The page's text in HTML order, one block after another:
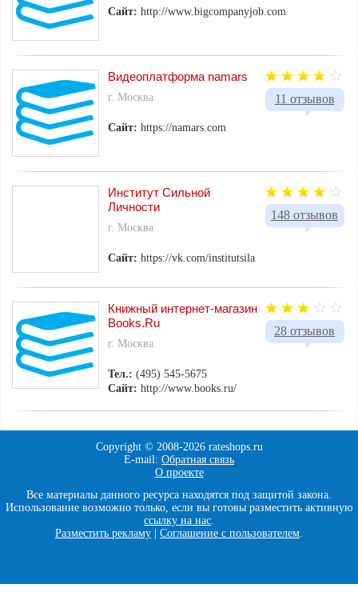
Сайт: http://www.bigcompanyjob.com
11 отзывов
Видеоплатформа namars
г. Москва
Сайт: https://namars.com
148 отзывов
Институт Сильной
Личности
г. Москва
Сайт: https://vk.com/institutsila
28 отзывов
Книжный интернет-магазин
Books.Ru
г. Москва
Тел.:(495) 545-5675
Сайт: http://www.books.ru/
Copyright © 2008-2026 rateshops.ru
E-mail: Обратная связь
О проекте
Все материалы данного ресурса находятся под защитой закона.
Использование возможно только, если вы готовы разместить активную
ссылку на нас.
Разместить рекламу
Соглашение с пользователем.